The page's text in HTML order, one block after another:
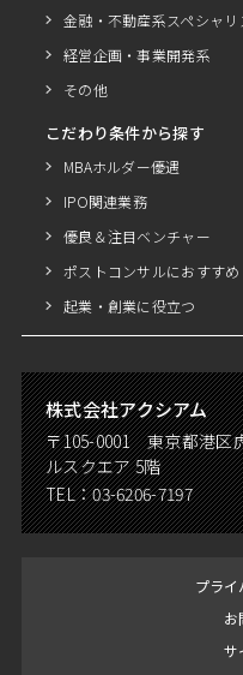
金融・不動産系スペシャリ
経営企画・事業開発系
その他
こだわり条件から探す
MBAホルダー優遇
IPO関連業務
優良＆注目ベンチャー
ポストコンサルにおすすめ
起業・創業に役立つ
株式会社アクシアム
〒105-0001 東京都港区
ルスクエア 5階
TEL：03-6206-7197
プラ
お
サ